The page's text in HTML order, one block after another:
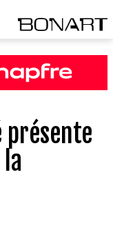
présente